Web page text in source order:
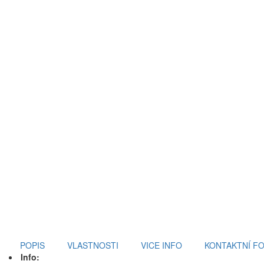
POPIS
VLASTNOSTI VICE INFO
KONTAKTNÍ
Info: